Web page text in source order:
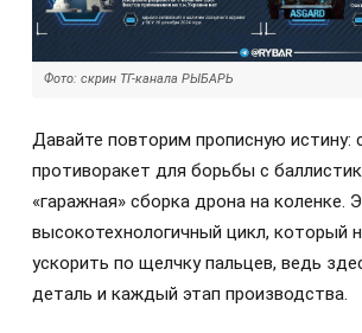
Фото: скрин ТГ-канала РЫБАРЬ
Давайте повторим прописную истину:
противоракет для борьбы с
«гаражная» сборка дрона на коленке.
высокотехнологичный цикл, который
ускорить по щелчку пальцев, ведь
деталь и каждый этап производства.